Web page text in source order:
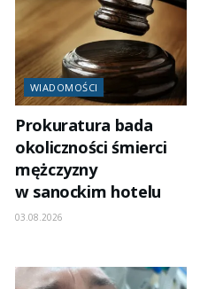
WIADOMOŚCI
Prokuratura bada
okoliczności śmierci
mężczyzny
w sanockim hotelu
03.08.2026